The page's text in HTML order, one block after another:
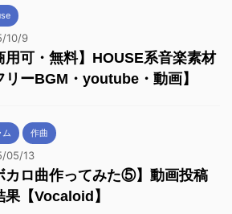
10/9
用可・無料】HOUSE系音楽素材
リーBGM・youtube・動画】
ム 作曲
05/13
カロ曲作ってみた⑤】動画投稿
果【Vocaloid】